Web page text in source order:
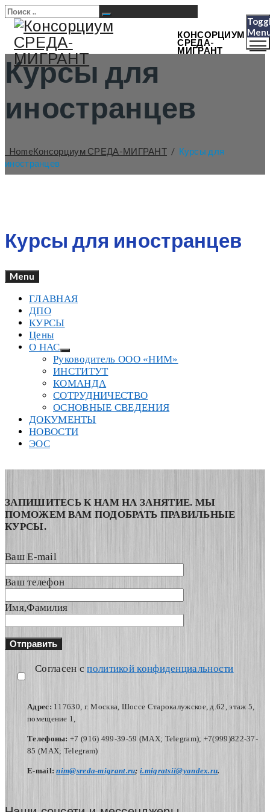
КОНСОРЦИУМ
СРЕДА-
МИГРАНТ
Курсы для
иностранцев
HomeКонсорциум СРЕДА-МИГРАНТ / Курсы для
иностранцев
Курсы для иностранцев
Menu
ГЛАВНАЯ
ДПО
КУРСЫ
Цены
О НАС
Руководитель ООО «НИМ»
ИНСТИТУТ
КОМАНДА
СОТРУДНИЧЕСТВО
ОСНОВНЫЕ СВЕДЕНИЯ
ДОКУМЕНТЫ
НОВОСТИ
ЭОС
ЗАПИШИТЕСЬ К НАМ НА ЗАНЯТИЕ. МЫ
ПОМОЖЕМ ВАМ ПОДОБРАТЬ ПРАВИЛЬНЫЕ
КУРСЫ.
Ваш E-mail
Ваш телефон
Имя,Фамилия
Согласен сполитикой конфиденциальности
Адрес: 117630, г. Москва, Шоссе Старокалужское, д.62, этаж 5,
помещение 1,
Телефоны: +7 (916) 499-39-59 (MAX; Telegram); +7(999)822-37-
85 (MAX; Telegram)
Е-mail:nim@sreda-migrant.ru;i.migratsii@yandex.ru.